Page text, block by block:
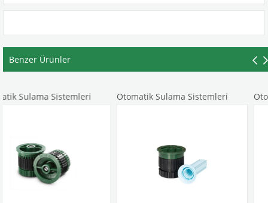
Benzer Ürünler
Otomatik Sulama Sistemleri Otomatik Sulama